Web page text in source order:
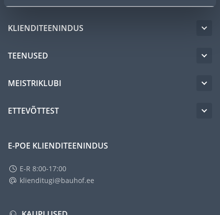
KLIENDITEENINDUS
TEENUSED
MEISTRIKLUBI
ETTEVÕTTEST
E-POE KLIENDITEENINDUS
E-R 8:00-17:00
klienditugi@bauhof.ee